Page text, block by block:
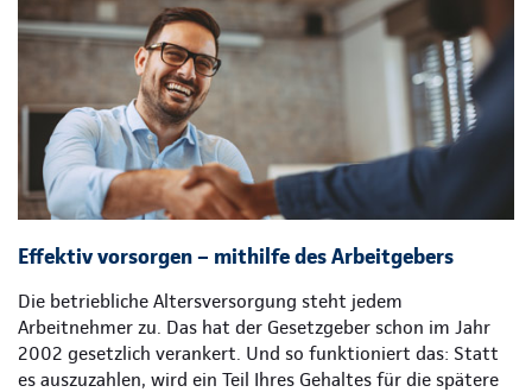
Effektiv vorsorgen – mithilfe des Arbeitgebers
Die betriebliche Altersversorgung steht jedem
Arbeitnehmer zu. Das hat der Gesetzgeber schon im Jahr
2002 gesetzlich verankert. Und so funktioniert das: Statt
es auszuzahlen, wird ein Teil Ihres Gehaltes für die spätere